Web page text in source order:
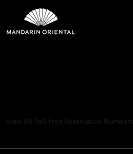
View All Toll-Free Reservation Numbers